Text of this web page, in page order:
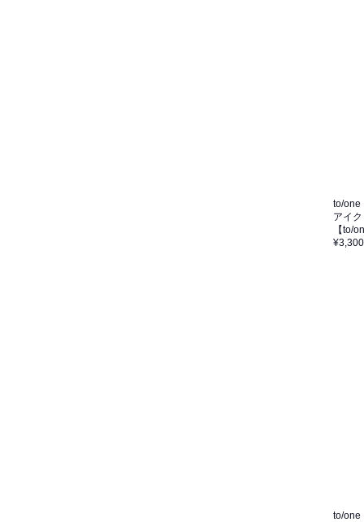
to/one
アイ
【to/
¥3,300
to/one